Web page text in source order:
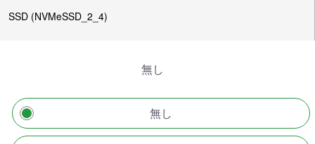
SSD (NVMeSSD_2_4)
無し
無し